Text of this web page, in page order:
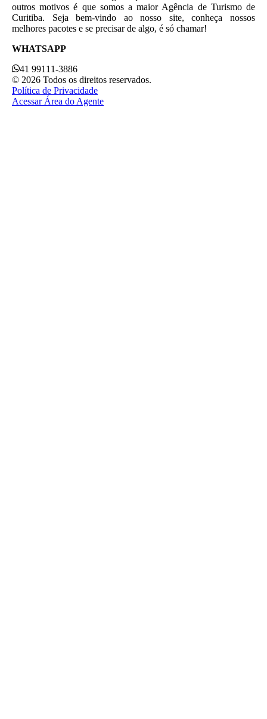
outros motivos é que somos a maior Agência de Turismo de
Curitiba. Seja bem-vindo ao nosso site, conheça nossos
melhores pacotes e se precisar de algo, é só chamar!
WHATSAPP
41 99111-3886
© 2026 Todos os direitos reservados.
Política de Privacidade
Acessar Área do Agente